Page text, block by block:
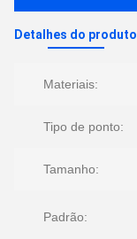
Detalhes do produto
Materiais:
Tipo de ponto:
Tamanho:
Padrão: